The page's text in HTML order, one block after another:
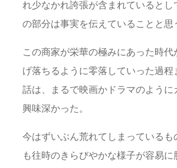
れ少なかれ誇張が含まれているとし
の部分は事実を伝えていることと思
この商家が栄華の極みにあった時代
げ落ちるように零落していった過程
話は、まるで映画かドラマのように
興味深かった。
今はずいぶん荒れてしまっているも
も往時のきらびやかな様子が容易に